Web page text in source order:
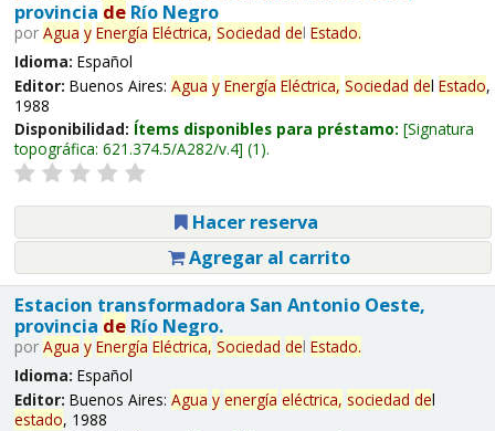
provincia deRío Negro
por Agua y Energía Eléctrica, Sociedad del Estado.
Idioma: Español
Editor: Buenos Aires: Agua y Energía Eléctrica, Sociedad del Estado,
1988
Disponibilidad: Ítems disponibles para préstamo: Signatura
topográfica: 621.374.5/A282/v.4 (1).
Hacer reserva
Agregar al carrito
Estacion transformadora San Antonio Oeste,
provincia deRío Negro.
por Agua y Energía Eléctrica, Sociedad del Estado.
Idioma: Español
Editor: Buenos Aires: Agua y energía eléctrica, sociedad del
estado, 1988